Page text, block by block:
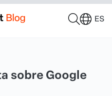
ES
sobre Google